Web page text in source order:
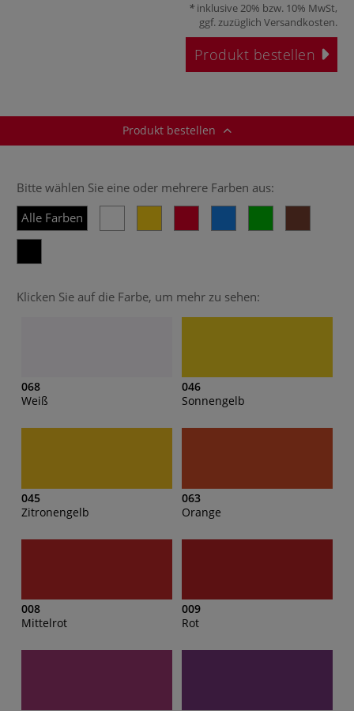
inklusive 20% bzw. 10% MwSt,
ggf. zuzüglich Versandkosten.
Produkt bestellen
Produkt bestellen
Bitte wählen Sie eine oder mehrere Farben aus:
Alle Farben
Klicken Sie auf die Farbe, um mehr zu sehen:
068
Weiß
046
Sonnengelb
045
Zitronengelb
063
Orange
008
Mittelrot
009
Rot